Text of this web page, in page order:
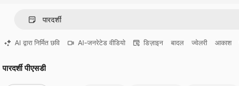
AI द्वारा निर्मित छवि AI-जनरेटेड वीडियो डिज़ाइन बादल ज्वेलरी आकाश
पारदर्शी पीएसडी